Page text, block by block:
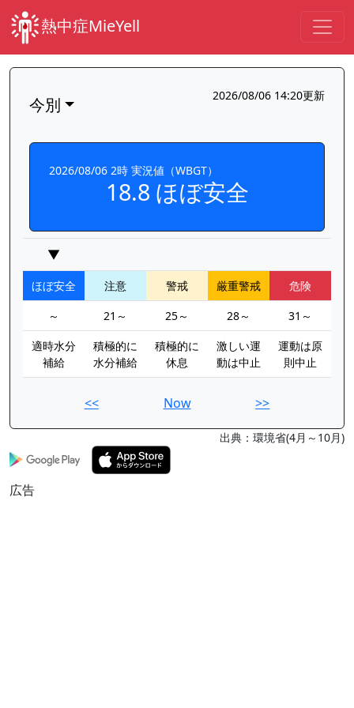
熱中症MieYell
今別 2026/08/06 14:20更新
2026/08/06 2時 実況値（WBGT）
18.8 ほぼ安全
▼
ほぼ安全 注意 警戒 厳重警戒
危険
～
21～ 25～ 28～
31～
適時水分
補給
積極的に
水分補給
積極的に
休息
激しい運
動は中止
運動は原
則中止
<< Now >>
出典：環境省(4月～10月)
広告